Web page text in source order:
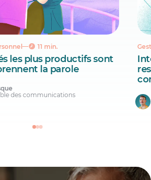
11 min.
les plus productifs sont
la parole
des communications